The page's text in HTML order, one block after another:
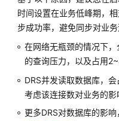
到
Oracle
将
MySQL
同
步
MariaDB
时间设置在业务低峰期，
步成功率，避免同步对业务
在网络无瓶颈的情况下
的查询压力，以及占用
DRS并发读取数据库，
考虑该连接数对业务的影
更多DRS对数据库的影